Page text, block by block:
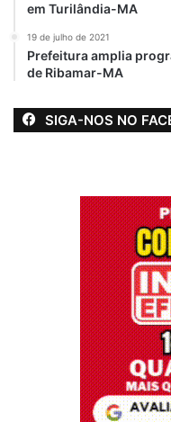
em Turilândia-MA
19 de julho de 2021
Prefeitura amplia
de Ribamar-MA
SIGA-NOS NO